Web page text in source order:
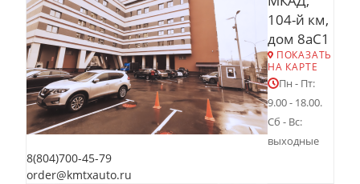
104-й км,
дом 8аС1
ПОКАЗАТЬ
НА КАРТЕ
Пн - Пт:
9.00 - 18.00.
Сб - Вс:
выходные
8(804)700-45-79
order@kmtxauto.ru